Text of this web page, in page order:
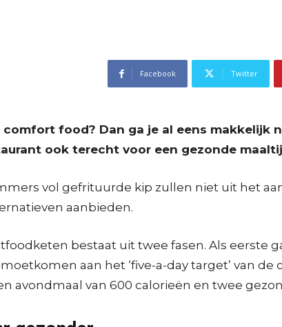
Facebook Twitter
food? Dan ga je al eens makkelijk
ook terecht voor een gezonde
vol gefrituurde kip zullen niet uit het
aanbieden.
bestaat uit twee fasen. Als eerste
aan het ‘five-a-day target’ van
avondmaal van 600 calorieën en twee